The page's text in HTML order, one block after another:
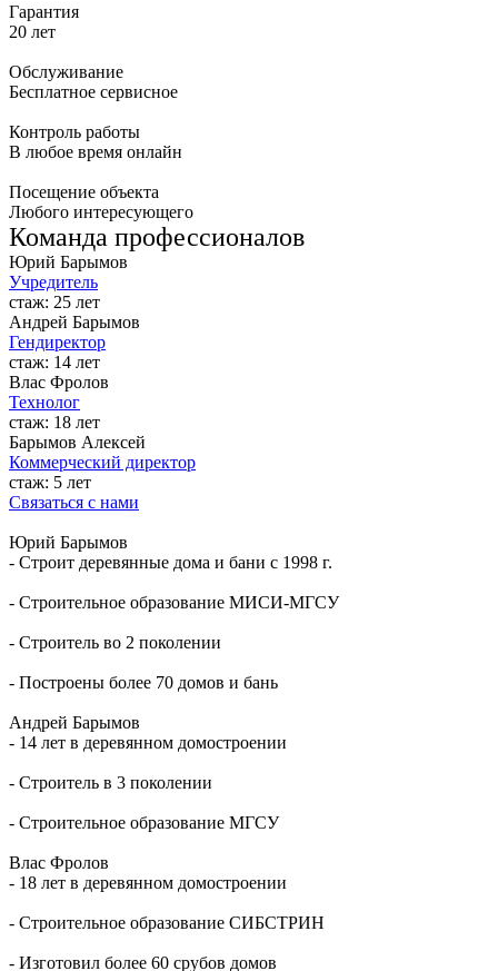
Гарантия
20 лет
Обслуживание
Бесплатное сервисное
Контроль работы
В любое время онлайн
Посещение объекта
Любого интересующего
Команда професcионалов
Юрий Барымов
Учредитель
стаж: 25 лет
Андрей Барымов
Гендиректор
стаж: 14 лет
Влас Фролов
Технолог
стаж: 18 лет
Барымов Алексей
Коммерческий директор
стаж: 5 лет
Связаться с нами
Юрий Барымов
- Строит деревянные дома и бани с 1998 г.
- Строительное образование МИСИ-МГСУ
- Строитель во 2 поколении
- Построены более 70 домов и бань
Андрей Барымов
- 14 лет в деревянном домостроении
- Строитель в 3 поколении
- Строительное образование МГСУ
Влас Фролов
- 18 лет в деревянном домостроении
- Строительное образование СИБСТРИН
- Изготовил более 60 срубов домов